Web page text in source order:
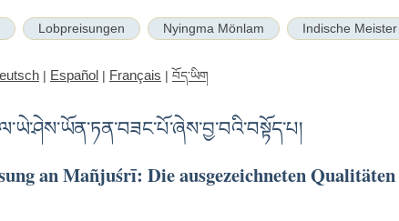
Lobpreisungen Nyingma Mönlam Indische Meister
| Español | Français | བོད་ཡིག
an Mañjuśrī: Die ausgezeichneten